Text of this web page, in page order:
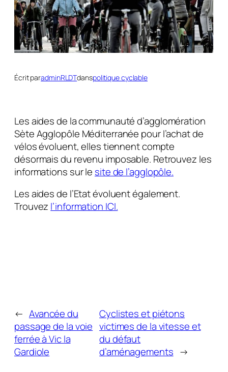
Écrit paradminRLDTdanspolitique cyclable
Les aides de la communauté d’agglomération
Sète Agglopôle Méditerranée pour l’achat de
vélos évoluent, elles tiennent compte
désormais du revenu imposable. Retrouvez les
informations sur le site de l’agglopôle.
Les aides de l’Etat évoluent également.
Trouvez l’information ICI.
← Avancée du
passage de la voie
ferrée à Vic la
Gardiole
Cyclistes et piétons
victimes de la vitesse et
du défaut
d’aménagements →